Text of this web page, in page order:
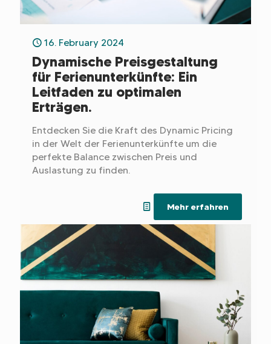
16. February 2024
Dynamische Preisgestaltung
für Ferienunterkünfte: Ein
Leitfaden zu optimalen
Erträgen.
Entdecken Sie die Kraft des Dynamic Pricing
in der Welt der Ferienunterkünfte um die
perfekte Balance zwischen Preis und
Auslastung zu finden.
Mehr erfahren